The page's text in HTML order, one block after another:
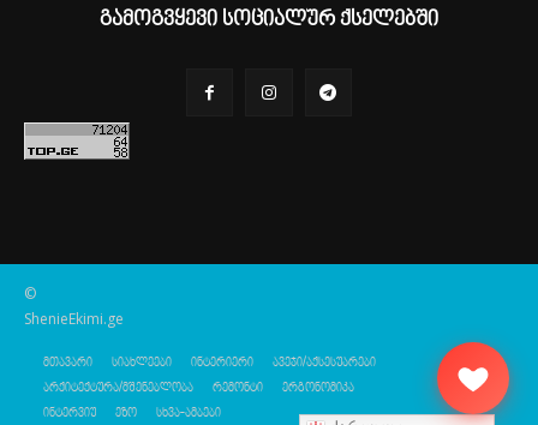
გამოგვყევი სოციალურ ქსელებში
©
ShenieEkimi.ge
მთავარი სიახლეები ინტერიერი ავეჯი/აქსესუარები
არქიტექტურა/მშენებლობა რემონტი ერგონომიკა
ინტერვიუ ეზო სხვა-ამბები